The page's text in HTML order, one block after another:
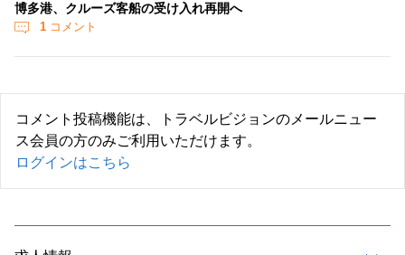
博多港、クルーズ客船の受け入れ再開へ
1 コメント
コメント投稿機能は、トラベルビジョンのメールニュー
ス会員の方のみご利用いただけます。
ログインはこちら